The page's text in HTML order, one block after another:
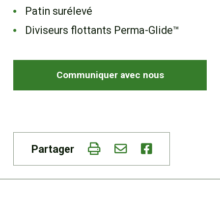
Patin surélevé
Diviseurs flottants Perma-Glide™
Communiquer avec nous
Partager